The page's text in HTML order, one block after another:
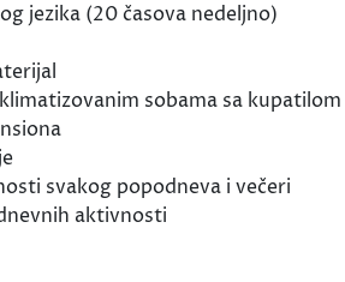
jezika (20 časova nedeljno)
sobama sa kupatilom
svakog popodneva i večeri
aktivnosti